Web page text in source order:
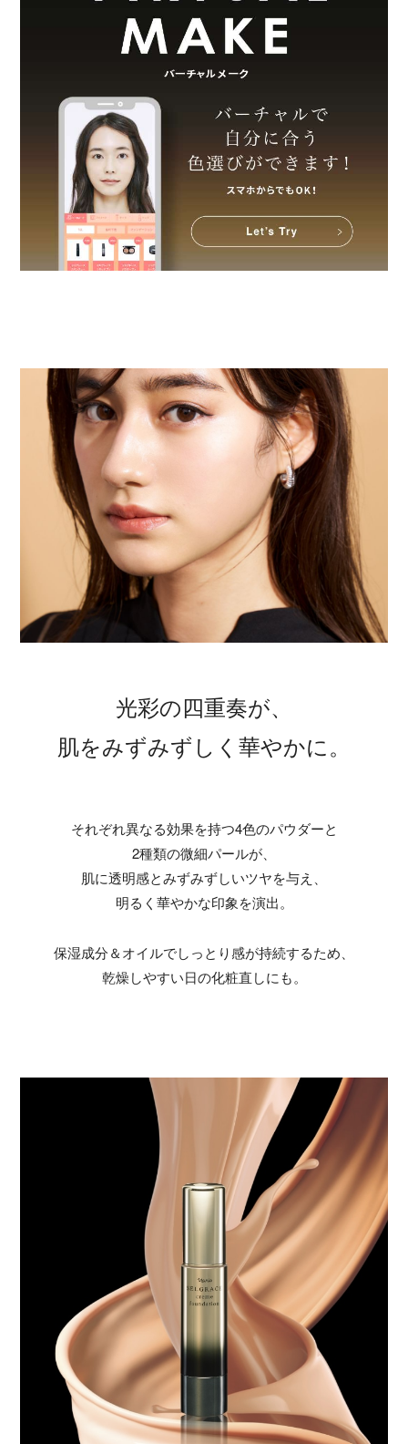
光彩の四重奏が、
肌をみずみずしく華やかに。
それぞれ異なる効果を持つ4色のパウダーと
2種類の微細パールが、
肌に透明感とみずみずしいツヤを与え、
明るく華やかな印象を演出。
保湿成分＆オイルでしっとり感が持続するため、
乾燥しやすい日の化粧直しにも。